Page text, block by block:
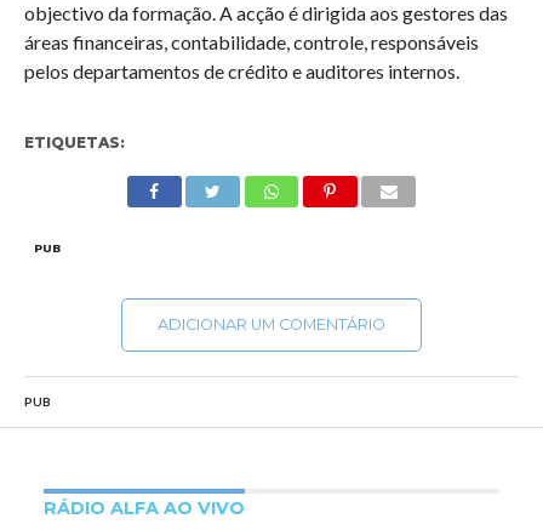
objectivo da formação. A acção é dirigida aos gestores das
áreas financeiras, contabilidade, controle, responsáveis
pelos departamentos de crédito e auditores internos.
ETIQUETAS:
PUB
ADICIONAR UM COMENTÁRIO
PUB
RÁDIO ALFA AO VIVO